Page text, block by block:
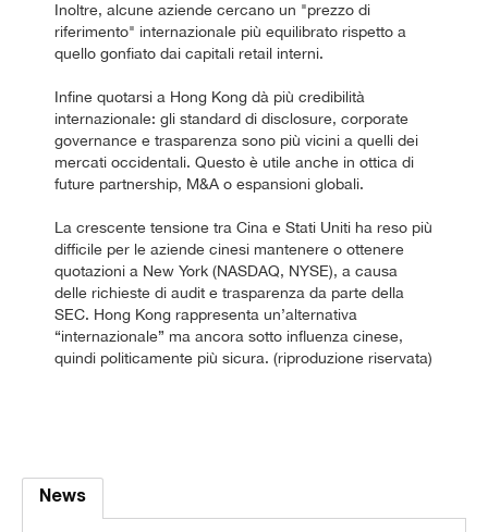
Inoltre, alcune aziende cercano un "prezzo di
riferimento" internazionale più equilibrato rispetto a
quello gonfiato dai capitali retail interni.
Infine quotarsi a Hong Kong dà più credibilità
internazionale: gli standard di disclosure, corporate
governance e trasparenza sono più vicini a quelli dei
mercati occidentali. Questo è utile anche in ottica di
future partnership, M&A o espansioni globali.
La crescente tensione tra Cina e Stati Uniti ha reso più
difficile per le aziende cinesi mantenere o ottenere
quotazioni a New York (NASDAQ, NYSE), a causa
delle richieste di audit e trasparenza da parte della
SEC. Hong Kong rappresenta un’alternativa
“internazionale” ma ancora sotto influenza cinese,
quindi politicamente più sicura. (riproduzione riservata)
News